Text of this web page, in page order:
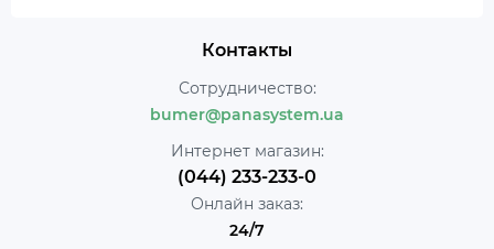
Контакты
Сотрудничество:
bumer@panasystem.ua
Интернет магазин:
(044) 233-233-0
Онлайн заказ:
24/7